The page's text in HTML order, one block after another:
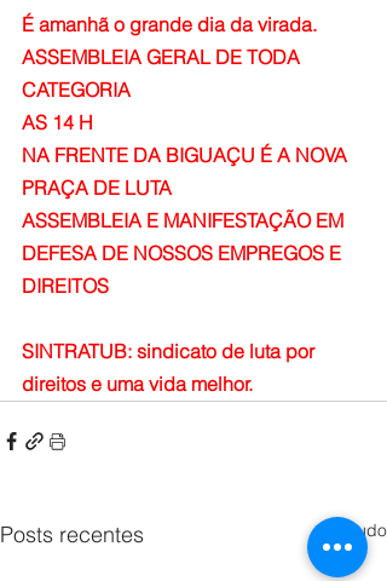
É amanhã o grande dia da virada.
ASSEMBLEIA GERAL DE TODA
CATEGORIA
AS 14 H
NA FRENTE DA BIGUAÇU É A NOVA
PRAÇA DE LUTA
ASSEMBLEIA E MANIFESTAÇÃO EM
DEFESA DE NOSSOS EMPREGOS E
DIREITOS
SINTRATUB: sindicato de luta por
direitos e uma vida melhor.
Posts recentes Ver tudo